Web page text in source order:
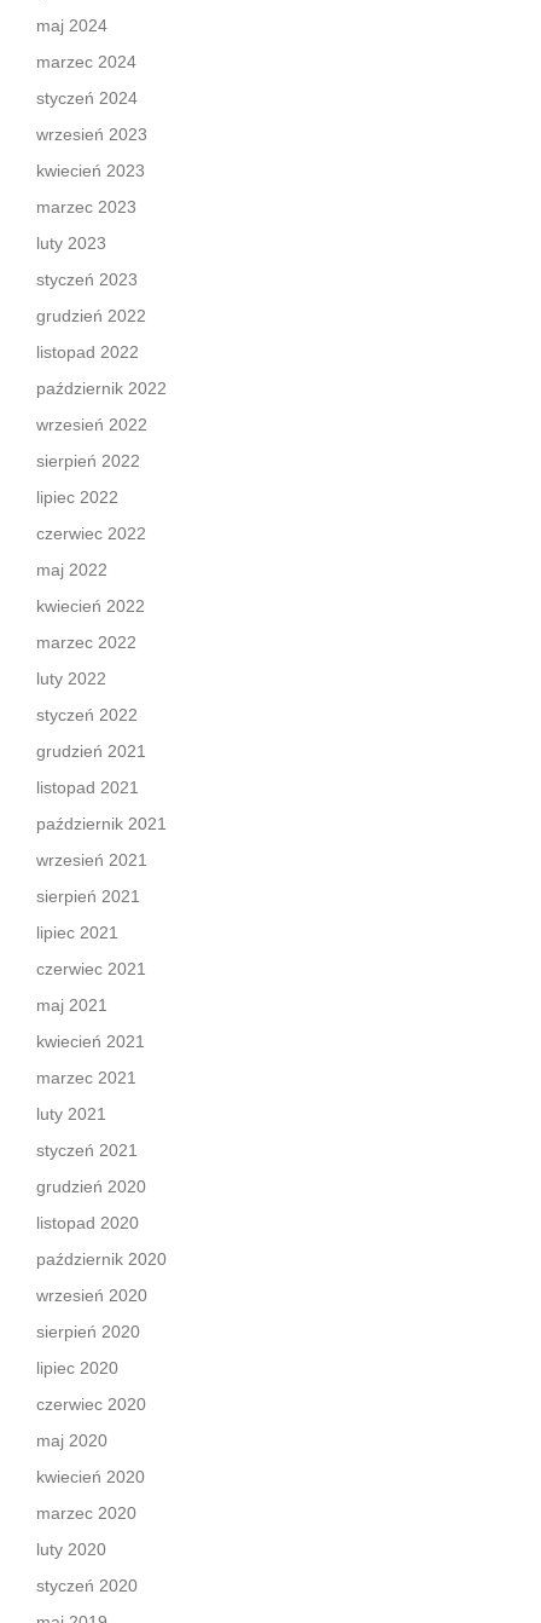
maj 2024
marzec 2024
styczeń 2024
wrzesień 2023
kwiecień 2023
marzec 2023
luty 2023
styczeń 2023
grudzień 2022
listopad 2022
październik 2022
wrzesień 2022
sierpień 2022
lipiec 2022
czerwiec 2022
maj 2022
kwiecień 2022
marzec 2022
luty 2022
styczeń 2022
grudzień 2021
listopad 2021
październik 2021
wrzesień 2021
sierpień 2021
lipiec 2021
czerwiec 2021
maj 2021
kwiecień 2021
marzec 2021
luty 2021
styczeń 2021
grudzień 2020
listopad 2020
październik 2020
wrzesień 2020
sierpień 2020
lipiec 2020
czerwiec 2020
maj 2020
kwiecień 2020
marzec 2020
luty 2020
styczeń 2020